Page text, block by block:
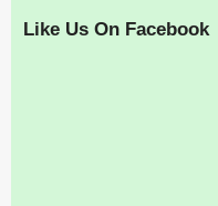
Like Us On Facebook